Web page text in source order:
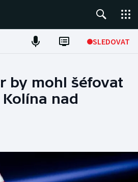
SLEDOVAT
by mohl šéfovat
nad